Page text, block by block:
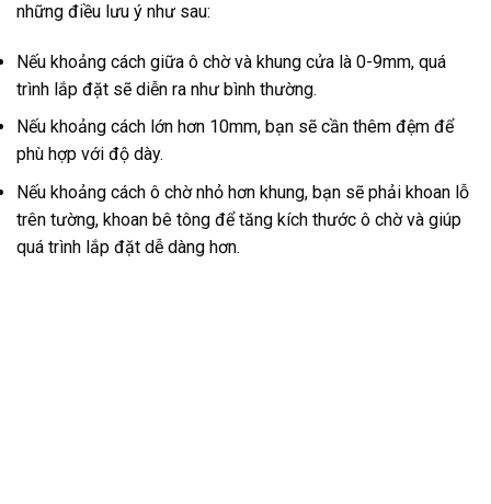
những điều lưu ý như sau:
Nếu khoảng cách giữa ô chờ và khung cửa là 0-9mm, quá
trình lắp đặt sẽ diễn ra như bình thường.
Nếu khoảng cách lớn hơn 10mm, bạn sẽ cần thêm đệm để
phù hợp với độ dày.
Nếu khoảng cách ô chờ nhỏ hơn khung, bạn sẽ phải khoan lỗ
trên tường, khoan bê tông để tăng kích thước ô chờ và giúp
quá trình lắp đặt dễ dàng hơn.